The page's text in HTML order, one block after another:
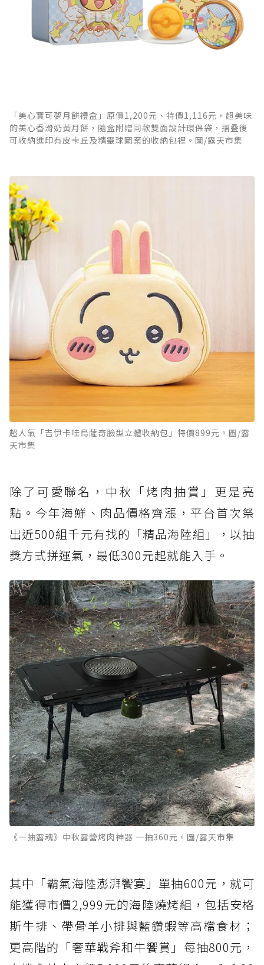
「美心寶可夢月餅禮盒」原價1,200元、特價1,116元，超美味
的美心香滑奶黃月餅，隨盒附贈同款雙面設計環保袋，摺叠後
可收納進印有皮卡丘及精靈球圖案的收納包裡。圖/露天市集
超人氣「吉伊卡哇烏薩奇臉型立體收納包」特價899元。圖/露
天市集
除了可愛聯名，中秋「烤肉抽賞」更是亮
點。今年海鮮、肉品價格齊漲，平台首次祭
出近500組千元有找的「精品海陸組」，以抽
獎方式拼運氣，最低300元起就能入手。
《一抽露魂》中秋露營烤肉神器 一抽360元。圖/露天市集
其中「霸氣海陸澎湃饗宴」單抽600元，就可
能獲得市價2,999元的海陸燒烤組，包括安格
斯牛排、帶骨羊小排與藍鑽蝦等高檔食材；
更高階的「奢華戰斧和牛饗賞」每抽800元，